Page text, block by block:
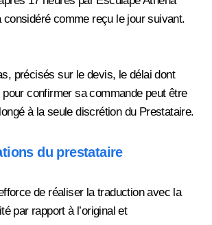
considéré comme reçu le jour suivant.
précisés sur le devis, le délai dont
confirmer sa commande peut être
à la seule discrétion du Prestataire.
du prestataire
de réaliser la traduction avec la
par rapport à l’original et